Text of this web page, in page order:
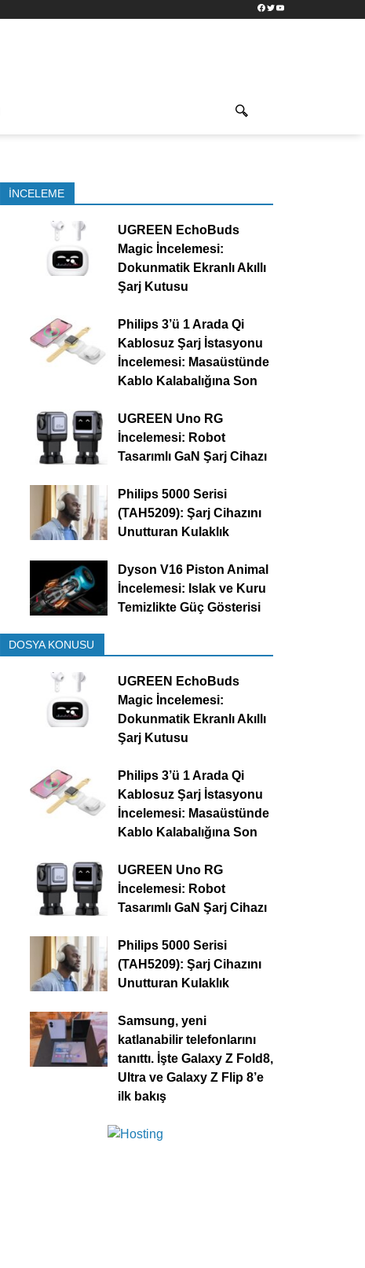
Facebook
TwitterYouTube
İNCELEME
UGREEN EchoBuds
Magic İncelemesi:
Dokunmatik Ekranlı Akıllı
Şarj Kutusu
Philips 3’ü 1 Arada Qi
Kablosuz Şarj İstasyonu
İncelemesi: Masaüstünde
Kablo Kalabalığına Son
UGREEN Uno RG
İncelemesi: Robot
Tasarımlı GaN Şarj Cihazı
Philips 5000 Serisi
(TAH5209): Şarj Cihazını
Unutturan Kulaklık
Dyson V16 Piston Animal
İncelemesi: Islak ve Kuru
Temizlikte Güç Gösterisi
DOSYA KONUSU
UGREEN EchoBuds
Magic İncelemesi:
Dokunmatik Ekranlı Akıllı
Şarj Kutusu
Philips 3’ü 1 Arada Qi
Kablosuz Şarj İstasyonu
İncelemesi: Masaüstünde
Kablo Kalabalığına Son
UGREEN Uno RG
İncelemesi: Robot
Tasarımlı GaN Şarj Cihazı
Philips 5000 Serisi
(TAH5209): Şarj Cihazını
Unutturan Kulaklık
Samsung, yeni
katlanabilir telefonlarını
tanıttı. İşte Galaxy Z Fold8,
Ultra ve Galaxy Z Flip 8’e
ilk bakış